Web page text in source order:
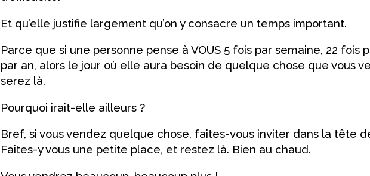
Et qu’elle justifie largement qu’on y consacre un temps important.
Parce que si une personne pense à VOUS 5 fois par semaine, 22 fois
par an, alors le jour où elle aura besoin de quelque chose que vous
serez là.
Pourquoi irait-elle ailleurs ?
Bref, si vous vendez quelque chose, faites-vous inviter dans la tête
Faites-y vous une petite place, et restez là. Bien au chaud.